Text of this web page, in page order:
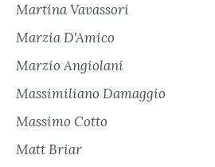
Martina Vavassori
Marzia D'Amico
Marzio Angiolani
Massimiliano Damaggio
Massimo Cotto
Matt Briar